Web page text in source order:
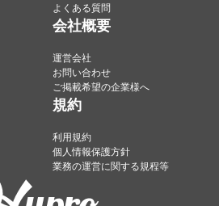
よくある質問
会社概要
運営会社
お問い合わせ
ご掲載希望の企業様へ
規約
利用規約
個人情報保護方針
業務の運営に関する規程等